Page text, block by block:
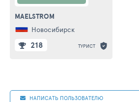
MAELSTROM
Новосибирск
218 ТУРИСТ
НАПИСАТЬ ПОЛЬЗОВАТЕЛЮ